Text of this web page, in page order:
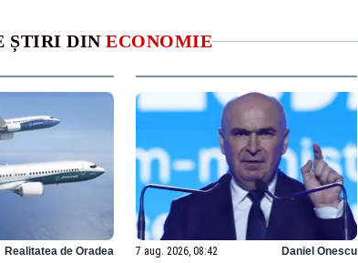
ȘTIRI DIN ECONOMIE
Realitatea de Oradea 7 aug. 2026, 08:42 Daniel Onescu